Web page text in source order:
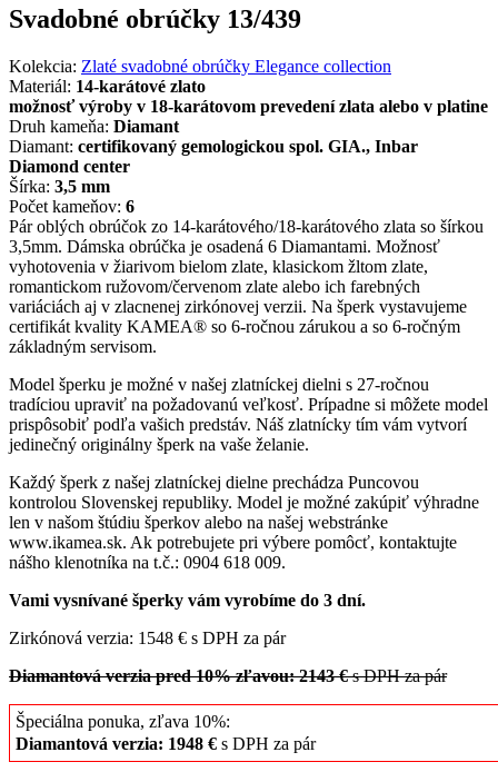
Svadobné obrúčky 13/439
Kolekcia: Zlaté svadobné obrúčky Elegance collection
Materiál: 14-karátové zlato
možnosť výroby v 18-karátovom prevedení zlata alebo v platine
Druh kameňa: Diamant
Diamant: certifikovaný gemologickou spol. GIA., Inbar
Diamond center
Šírka: 3,5 mm
Počet kameňov: 6
Pár oblých obrúčok zo 14-karátového/18-karátového zlata so šírkou
3,5mm. Dámska obrúčka je osadená 6 Diamantami. Možnosť
vyhotovenia v žiarivom bielom zlate, klasickom žltom zlate,
romantickom ružovom/červenom zlate alebo ich farebných
variáciách aj v zlacnenej zirkónovej verzii. Na šperk vystavujeme
certifikát kvality KAMEA® so 6-ročnou zárukou a so 6-ročným
základným servisom.
Model šperku je možné v našej zlatníckej dielni s 27-ročnou
tradíciou upraviť na požadovanú veľkosť. Prípadne si môžete model
prispôsobiť podľa vašich predstáv. Náš zlatnícky tím vám vytvorí
jedinečný originálny šperk na vaše želanie.
Každý šperk z našej zlatníckej dielne prechádza Puncovou
kontrolou Slovenskej republiky. Model je možné zakúpiť výhradne
len v našom štúdiu šperkov alebo na našej webstránke
www.ikamea.sk. Ak potrebujete pri výbere pomôcť, kontaktujte
nášho klenotníka na t.č.: 0904 618 009.
Vami vysnívané šperky vám vyrobíme do 3 dní.
Zirkónová verzia: 1548 € s DPH za pár
Diamantová verzia pred 10% zľavou: 2143 €s DPH za pár
Špeciálna ponuka, zľava 10%:
Diamantová verzia: 1948 € s DPH za pár